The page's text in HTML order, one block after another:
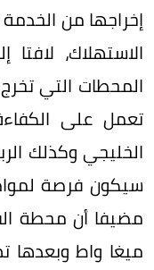
إخراجها من
الاستهلاك،
المحطات التي
تعمل على
الخليجي وكذلك
سيكون فرصة
ميغا واط وبعدها